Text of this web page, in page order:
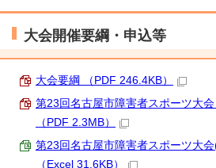
大会開催要綱・申込等
大会要綱 （PDF 246.4KB）
第23回名古屋市障害者スポーツ大
（PDF 2.3MB）
第23回名古屋市障害者スポーツ大
（Excel 31.6KB）